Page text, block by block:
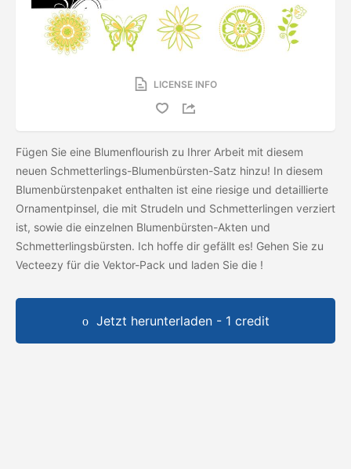
LICENSE INFO
Fügen Sie eine Blumenflourish zu Ihrer Arbeit mit diesem
neuen Schmetterlings-Blumenbürsten-Satz hinzu! In diesem
Blumenbürstenpaket enthalten ist eine riesige und detaillierte
Ornamentpinsel, die mit Strudeln und Schmetterlingen verziert
ist, sowie die einzelnen Blumenbürsten-Akten und
Schmetterlingsbürsten. Ich hoffe dir gefällt es! Gehen Sie zu
Vecteezy für die Vektor-Pack und laden Sie die !
Jetzt herunterladen - 1 credit